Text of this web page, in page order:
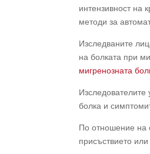
интензивност на
методи за
Изследваните
на болката при
мигренозната
Изследователите
болка и
По отношение на
присъствието